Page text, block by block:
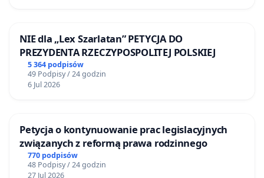
NIE dla „Lex Szarlatan” PETYCJA DO
PREZYDENTA RZECZYPOSPOLITEJ POLSKIEJ
5 364 podpisów
49 Podpisy / 24 godzin
6 Jul 2026
Petycja o kontynuowanie prac legislacyjnych
związanych z reformą prawa rodzinnego
770 podpisów
48 Podpisy / 24 godzin
27 Jul 2026